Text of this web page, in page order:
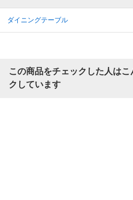
ダイニングテーブル
この商品をチェックした人は
クしています